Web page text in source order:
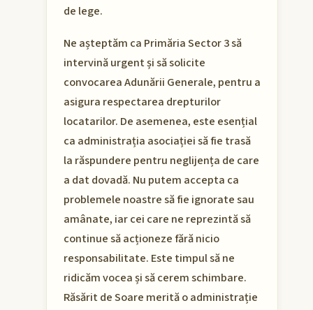
de lege.
Ne așteptăm ca Primăria Sector 3 să
intervină urgent și să solicite
convocarea Adunării Generale, pentru a
asigura respectarea drepturilor
locatarilor. De asemenea, este esențial
ca administrația asociației să fie trasă
la răspundere pentru neglijența de care
a dat dovadă. Nu putem accepta ca
problemele noastre să fie ignorate sau
amânate, iar cei care ne reprezintă să
continue să acționeze fără nicio
responsabilitate. Este timpul să ne
ridicăm vocea și să cerem schimbare.
Răsărit de Soare merită o administrație